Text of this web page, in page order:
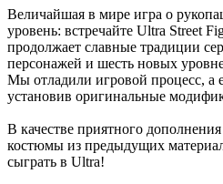
Величайшая в мире игра о
уровень: встречайте Ultra Street
продолжает славные традиции
персонажей и шесть новых
Мы отладили игровой процесс, а
установив оригинальные
В качестве приятного
костюмы из предыдущих
сыграть в Ultra!